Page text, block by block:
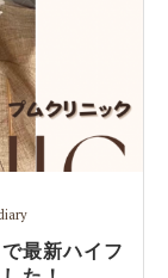
最新ハイフ